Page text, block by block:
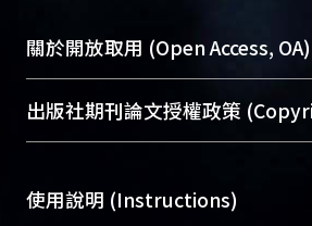
成果。
To permanently archive and
profiles and scholarly works,
services of “NTU Repository”
Sciences Library)
關於開放取用 (Open Access, OA)
開放取用是從使用者角度提升資
動，應用在學術研究上是透過將
用逐年攀升。同時可加速研究發
出版社期刊論文授權政策
含部分內容的版權非匯入者所
使用說明 (Instructions)